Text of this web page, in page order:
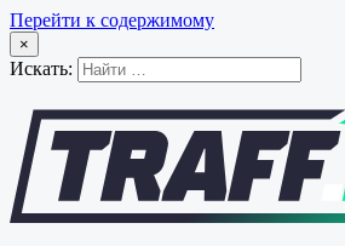
Перейти к содержимому
×
Искать: